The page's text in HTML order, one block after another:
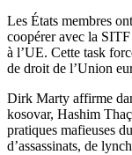
Les États membres
coopérer avec la
à l’UE. Cette task
de droit de l’Union
Dirk Marty affirme
kosovar, Hashim
pratiques mafieuses
d’assassinats, de